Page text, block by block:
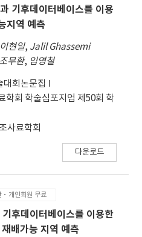
산도, 토양 염류도 및 유기
들의 기준값 및 가중치를 설
월의 5'C 이상 일수, 10월
강수량을 선정하고 기준값
토양 요인의 관점에서 강원
및 재배최적지는 영동지방
강릉, 동해 및삼척이며 주
역에 분포하고 있었다. 영서
영동지방의 경우 서쪽 급경
IRG의 재배가능지 또는 재배
우 고성,속초, 양양, 강릉, 동
해당되었다. 영서지방의 경
기후데이터베이스를 이용
지역 예측
이현일, Jalil Ghassemi
조무환, 임영철
대회논문집
학회 학술심포지엄 제50회 학
사료학회
다운로드
·개인회원 무료
후데이터베이스를 이용한
배가능 지역 예측